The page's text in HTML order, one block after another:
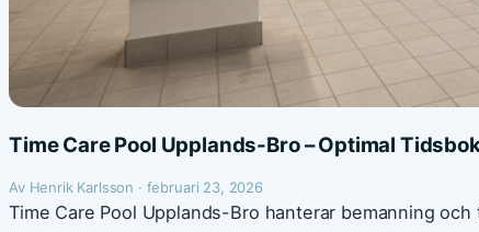
Time Care Pool Upplands-Bro – Optimal
Av Henrik Karlsson · februari 23, 2026
Time Care Pool Upplands-Bro hanterar bemanning